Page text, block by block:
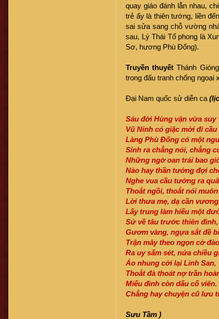
quay giáo đánh lẫn nhau,
trẻ ấy là thiên tướng, liền
sai sửa sang chỗ vường
sau, Lý Thái Tổ phong là
Sơ, hương Phù Đổng).
Truyền thuyết Thánh
trong đấu tranh chống
Đại Nam quốc sử diễn ca
Sáu đời Hùng vận vừa suy
Vũ Ninh có giặc mới đi cầu
Làng Phù Đổng có một
Sinh ra chẳng nói, chẳng
Những ngờ oan trái bao
Nào hay thần tướng đợi
Nghe vua cầu tướng ra
Thoắt ngồi, thoắt nói
Lời thưa mẹ, dạ cần
Lấy trung làm hiếu một
Sứ về tâu trước thiên đình,
Gươm vàng, ngựa sắt đề
Trận mây theo ngọn cờ
Ra uy sấm sét, nửa chiều
Áo nhung cởi lại Linh San,
Thoắt đà thoát nợ trần
Miếu đình còn dấu cố viên.
Chẳng hay chuyện cũ lưu
Sưu Tầm )